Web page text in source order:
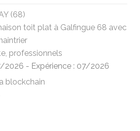
(68)
toit plat à Galfingue 68 avec
professionnels
2026 - Expérience : 07/2026
blockchain